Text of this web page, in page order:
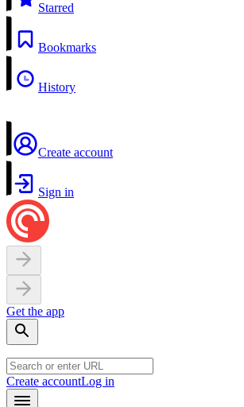
Starred
Bookmarks
History
Create account
Sign in
Get the app
Create accountLog in